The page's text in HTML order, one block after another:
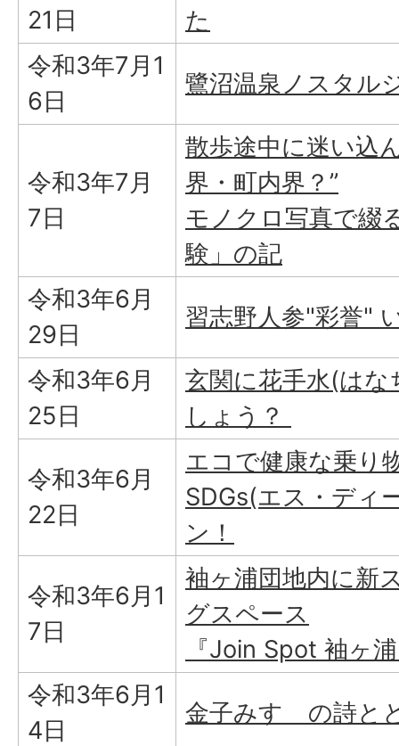
21日
た
令和3年7月1
6日
鷺沼温泉ノスタル
令和3年7月
7日
散歩途中に迷い込
界・町内界？”
モノクロ写真で綴
験」の記
令和3年6月
29日
習志野人参"彩誉"
令和3年6月
25日
玄関に花手水(は
しょう？
令和3年6月
22日
エコで健康な乗り
SDGs(エス・ディ
ン！
令和3年6月1
7日
袖ヶ浦団地内に新
グスペース
『Join Spot 袖ヶ
令和3年6月1
4日
金子みすゞの詩と